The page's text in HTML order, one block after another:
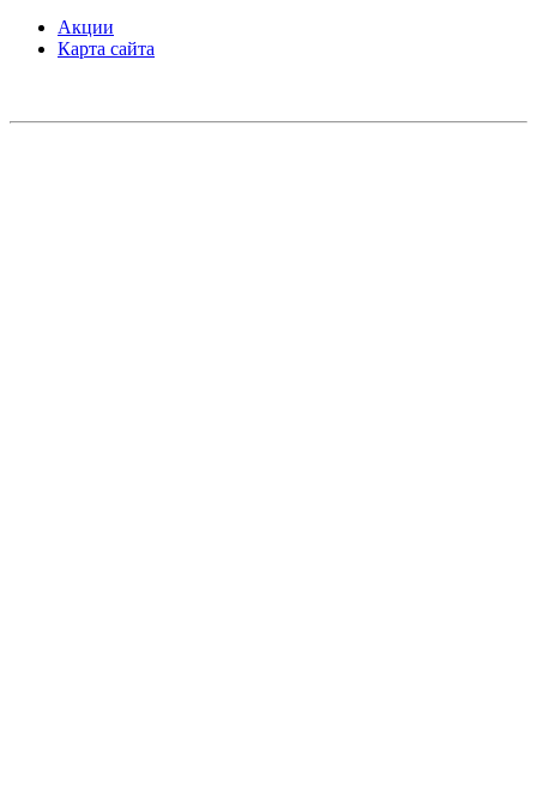
Акции
Карта сайта